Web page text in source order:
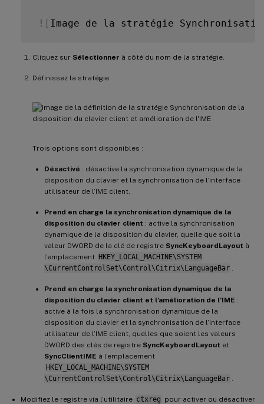
! [ Image de la stratégie
Cliquez sur Sélectionner à côté du nom de la stratégie.
Définissez la stratégie.
Trois options sont disponibles :
Désactivé : désactive la synchronisation dynamique de la
disposition du clavier et la synchronisation de l’interface
utilisateur de l’IME client.
Prend en charge la synchronisation dynamique de la
disposition du clavier client : active la synchronisation
dynamique de la disposition du clavier, quelle que soit la
valeur DWORD de la clé de registre SyncKeyboardLayout à
l’emplacement HKEY_LOCAL_MACHINE\SYSTEM
\CurrentControlSet\Control\Citrix\LanguageBar
Prend en charge la synchronisation dynamique de la
disposition du clavier client et l’amélioration de l’IME :
active à la fois la synchronisation dynamique de la
disposition du clavier et la synchronisation de l’interface
utilisateur de l’IME client, quelles que soient les valeurs
DWORD des clés de registre SyncKeyboardLayout et
SyncClientIME à l’emplacement
HKEY_LOCAL_MACHINE\SYSTEM
\CurrentControlSet\Control\Citrix\LanguageBar
Modifiez le registre via l’utilitaire ctxreg pour activer ou désactiver